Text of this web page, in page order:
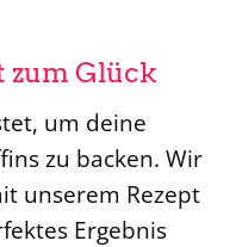
zum Glück
um deine
zu backen. Wir
unserem Rezept
Ergebnis